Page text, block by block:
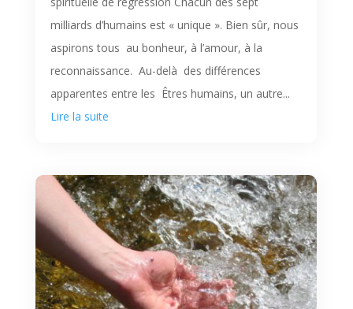
milliards d’humains est « unique ». Bien sûr, nous
aspirons tous au bonheur, à l’amour, à la
reconnaissance. Au-delà des différences
apparentes entre les Êtres humains, un autre...
Lire la suite